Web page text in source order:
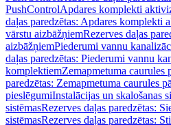
PushControlApdares komplekti
daļas paredzētas: Apdares komplekti
vārstu aizbāžņiemRezerves daļas
aizbāžņiemPiederumi vannu
daļas paredzētas: Piederumi vannu
komplektiemZemapmetuma caurules
paredzētas: Zemapmetuma caurules
pieslēgumiInstalācijas un skalošanas
sistēmasRezerves daļas paredzētas:
sistēmasRezerves daļas paredzētas: